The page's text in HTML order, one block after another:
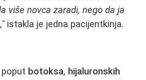
više novca zaradi, nego da ja
istakla je jedna pacijentkinja.
botoksa, hijaluronskih